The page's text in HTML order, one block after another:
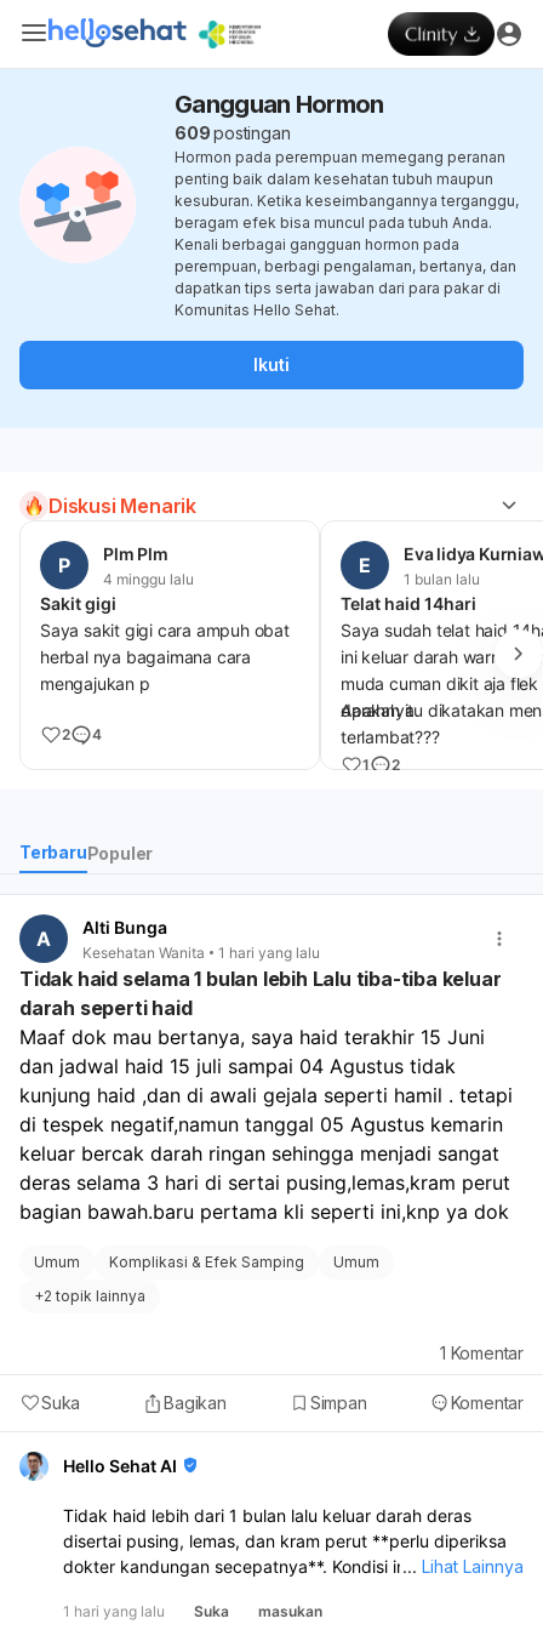
Gangguan Hormon
609postingan
Hormon pada perempuan memegang peranan
penting baik dalam kesehatan tubuh maupun
kesuburan. Ketika keseimbangannya terganggu,
beragam efek bisa muncul pada tubuh Anda.
Kenali berbagai gangguan hormon pada
perempuan, berbagi pengalaman, bertanya, dan
dapatkan tips serta jawaban dari para pakar di
Komunitas Hello Sehat.
Ikuti
Diskusi Menarik
P Plm Plm
4 minggu lalu
Sakit gigi
Saya sakit gigi cara ampuh obat
herbal nya bagaimana cara
mengajukan p
2 4
E Eva lidya
1 bulan lalu
Telat haid 14hari
Saya sudah telat haid 14hari.. lalu
ini keluar darah warna
muda cuman dikit aja flek
darahnya
Apakah itu dikatakan
terlambat???
1 2
TerbaruPopuler
A Alti Bunga
Kesehatan Wanita 1 hari yang lalu
Tidak haid selama 1 bulan lebih Lalu tiba-tiba keluar
darah seperti haid
Maaf dok mau bertanya, saya haid terakhir 15 Juni
dan jadwal haid 15 juli sampai 04 Agustus tidak
kunjung haid ,dan di awali gejala seperti hamil . tetapi
di tespek negatif,namun tanggal 05 Agustus kemarin
keluar bercak darah ringan sehingga menjadi sangat
deras selama 3 hari di sertai pusing,lemas,kram perut
bagian bawah.baru pertama kli seperti ini,knp ya dok
Umum Komplikasi & Efek Samping
Umum
+2 topik lainnya
Suka Bagikan Simpan Komentar
1 Komentar
Hello Sehat AI
Tidak haid lebih dari 1 bulan lalu keluar darah deras
disertai pusing, lemas, dan kram perut **perlu diperiksa
dokter kandungan secepatnya**. Kondisi ini bisa
kemudian keluar darah seperti haid, keguguran sangat
... Lihat Lainnya
1 hari yang lalu Suka masukan